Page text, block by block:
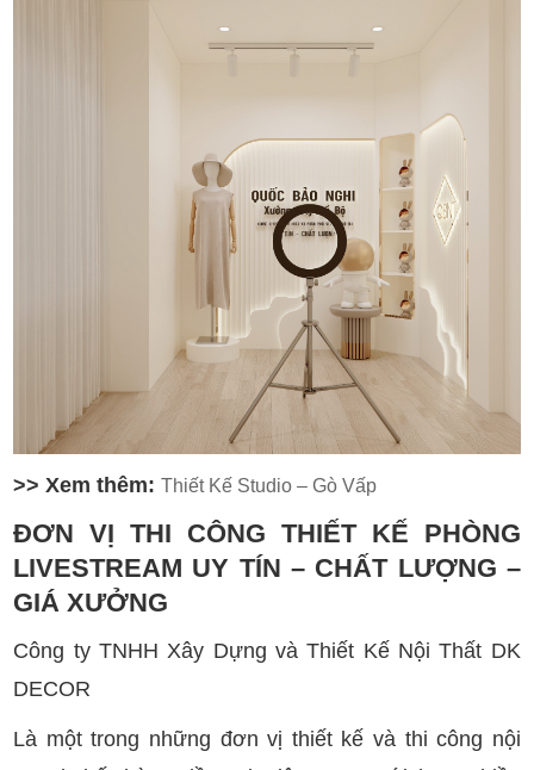
>> Xem thêm: Thiết Kế Studio – Gò Vấp
ĐƠN VỊ THI CÔNG THIẾT KẾ PHÒNG
LIVESTREAM UY TÍN – CHẤT LƯỢNG –
GIÁ XƯỞNG
Công ty TNHH Xây Dựng và Thiết Kế Nội Thất DK
DECOR
Là một trong những đơn vị thiết kế và thi công nội